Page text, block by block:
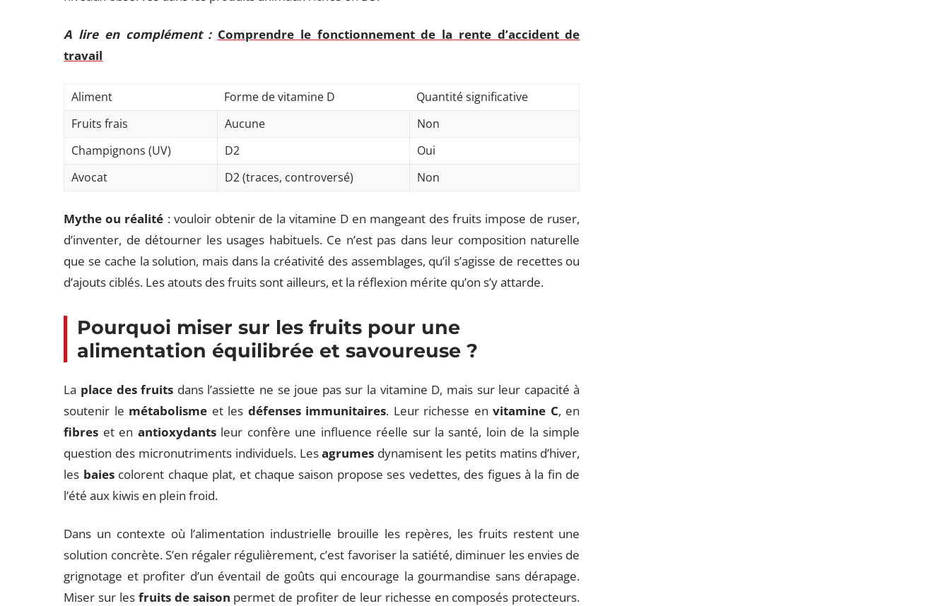
A lire en complément : Comprendre le fonctionnement de la rente d’accident de
travail
Aliment Forme de vitamine D
Quantité significative
Fruits frais
Aucune
Non
Champignons (UV)
D2
Oui
Avocat
D2 (traces, controversé) Non
Mythe ou réalité : vouloir obtenir de la vitamine D en mangeant des fruits impose de ruser,
d’inventer, de détourner les usages habituels. Ce n’est pas dans leur composition naturelle
que se cache la solution, mais dans la créativité des assemblages, qu’il s’agisse de recettes ou
d’ajouts ciblés. Les atouts des fruits sont ailleurs, et la réflexion mérite qu’on s’y attarde.
Pourquoi miser sur les fruits pour une
alimentation équilibrée et savoureuse ?
La place des fruits dans l’assiette ne se joue pas sur la vitamine D, mais sur leur capacité à
soutenir le métabolisme et les défenses immunitaires. Leur richesse envitamine C, en
fibres et en antioxydantsleur confère une influence réelle sur la santé, loin de la simple
question des micronutriments individuels. Lesagrumes dynamisent les petits matins d’hiver,
les baiescolorent chaque plat, et chaque saison propose ses vedettes, des figues à la fin de
l’été aux kiwis en plein froid.
Dans un contexte où l’alimentation industrielle brouille les repères, les fruits restent une
solution concrète. S’en régaler régulièrement, c’est favoriser la satiété, diminuer les envies de
grignotage et profiter d’un éventail de goûts qui encourage la gourmandise sans dérapage.
Miser sur les fruits de saison permet de profiter de leur richesse en composés protecteurs.